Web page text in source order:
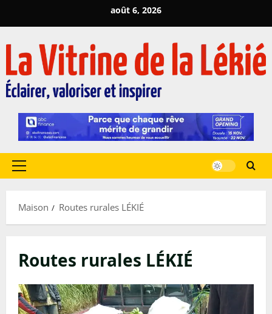
au
août 6, 2026
Menu
Maison
Routes rurales LÉKIÉ
Routes rurales LÉKIÉ